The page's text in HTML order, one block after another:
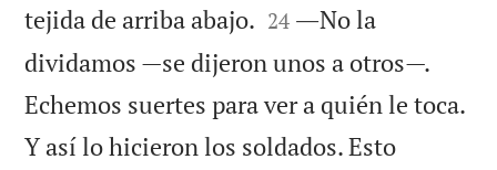
tejida de arriba abajo. 

24 ―No la
dividamos —se dijeron unos a otros—.
Echemos suertes para ver a quién le toca.
Y así lo hicieron los soldados. Esto